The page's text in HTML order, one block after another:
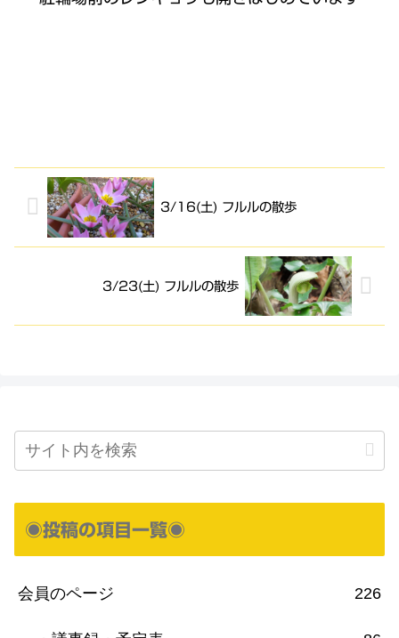
3/16(土) フルルの散歩
3/23(土) フルルの散歩
◉投稿の項目一覧◉
会員のページ 226